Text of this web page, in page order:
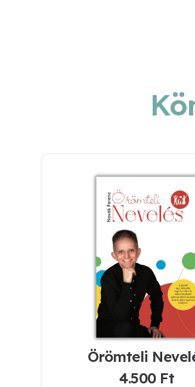
Örömteli
4.500 Ft